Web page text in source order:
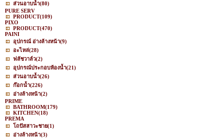
ส่วนอาบน้ำ(80)
PURE SERV
PRODUCT(109)
PIXO
PRODUCT(470)
PAINI
อุปกรณ์ อ่างล้างหน้า(9)
อะไหล่(28)
ฟลัชวาล์ว(2)
อุปกรณ์ประกอบห้องน้ำ(21)
ส่วนอาบน้ำ(26)
ก๊อกน้ำ(226)
อ่างล้างหน้า(2)
PRIME
BATHROOM(179)
KITCHEN(18)
PREMA
โถปัสสาวะชาย(1)
อ่างล้างหน้า(3)